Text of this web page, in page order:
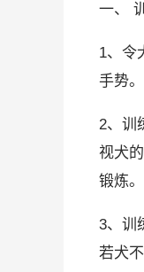
一、
1、令
手势
2、训
视犬
锻炼。
3、训
若犬